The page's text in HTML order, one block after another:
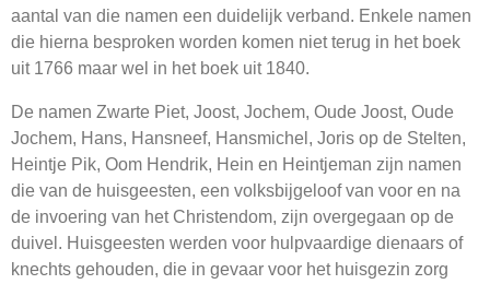
aantal van die namen een duidelijk verband. Enkele namen
die hierna besproken worden komen niet terug in het boek
uit 1766 maar wel in het boek uit 1840.
De namen Zwarte Piet, Joost, Jochem, Oude Joost, Oude
Jochem, Hans, Hansneef, Hansmichel, Joris op de Stelten,
Heintje Pik, Oom Hendrik, Hein en Heintjeman zijn namen
die van de huisgeesten, een volksbijgeloof van voor en na
de invoering van het Christendom, zijn overgegaan op de
duivel. Huisgeesten werden voor hulpvaardige dienaars of
knechts gehouden, die in gevaar voor het huisgezin zorg